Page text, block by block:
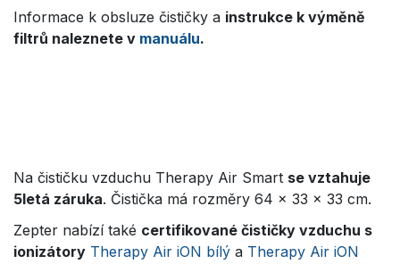
Informace k obsluze čističky a instrukce k výměně
filtrů naleznete v manuálu.
Na čističku vzduchu Therapy Air Smart se vztahuje
5letá záruka. Čistička má rozměry 64 x 33 x 33 cm.
Zepter nabízí také certifikované čističky vzduchu s
ionizátory Therapy Air iON bílý a Therapy Air iON